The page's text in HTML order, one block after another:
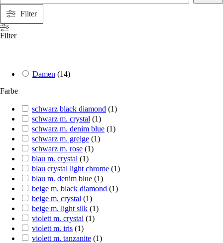
Filter
Filter
Damen (14)
Farbe
schwarz black diamond (1)
schwarz m. crystal (1)
schwarz m. denim blue (1)
schwarz m. greige (1)
schwarz m. rose (1)
blau m. crystal (1)
blau crystal light chrome (1)
blau m. denim blue (1)
beige m. black diamond (1)
beige m. crystal (1)
beige m. light silk (1)
violett m. crystal (1)
violett m. iris (1)
violett m. tanzanite (1)